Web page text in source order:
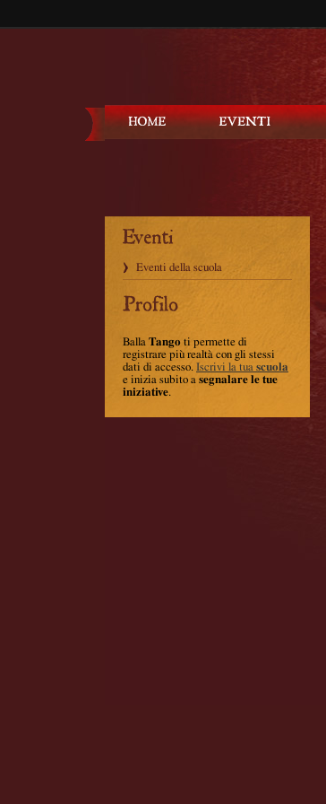
Eventi della scuola
Balla Tango ti permette di
registrare più realtà con gli stessi
dati di accesso. Iscrivi la tua scuola
e inizia subito a segnalare le tue
iniziative.